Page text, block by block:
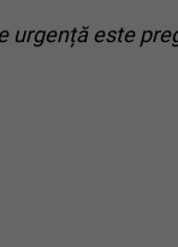
urgență este